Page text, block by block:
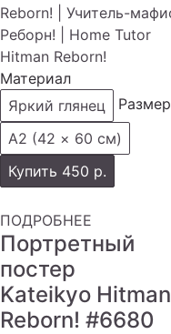
Материал
Яркий глянец
Размер
А2 (42 × 60 см)
Купить 450 р.
ПОДРОБНЕЕ
Портретный
постер
Kateikyo Hitman
Reborn! #6680